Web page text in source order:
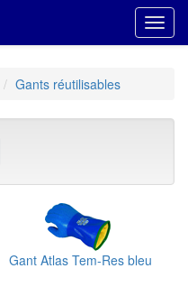
Gants réutilisables
Gant Atlas Tem-Res bleu